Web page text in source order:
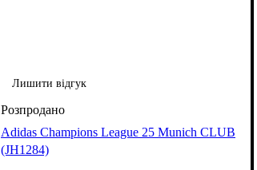
Лишити відгук
Adidas Champions League 25 Munich CLUB
(JH1284)